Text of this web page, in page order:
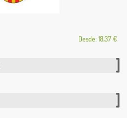
Desde: 18,37 €